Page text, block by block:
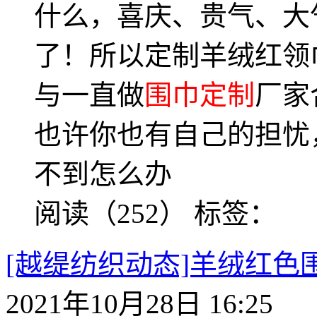
什么，喜庆、贵气、
了！所以定制羊绒红
与一直做围巾定制 厂
也许你也有自己的担
不到怎么办
阅读（252） 标签：
[越缇纺织动态]羊绒红
2021年10月28日 16:25